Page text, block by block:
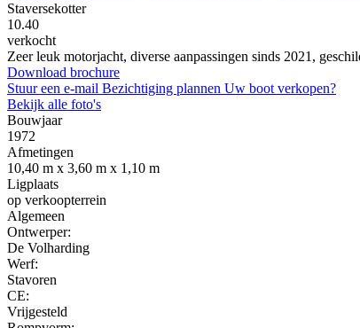
Staversekotter
10.40
verkocht
Zeer leuk motorjacht, diverse aanpassingen sinds 2021,
Download brochure
Stuur een e-mail Bezichtiging plannen Uw boot verkopen?
Bekijk alle foto's
Bouwjaar
1972
Afmetingen
10,40 m x 3,60 m x 1,10 m
Ligplaats
op verkoopterrein
Algemeen
Ontwerper:
De Volharding
Werf:
Stavoren
CE:
Vrijgesteld